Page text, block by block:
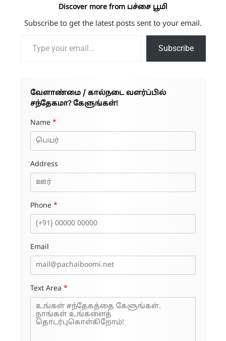
Discover more from பச்சை பூமி
Subscribe to get the latest posts sent to your email.
Subscribe
வேளாண்மை / கால்நடை வளர்ப்பில்
சந்தேகமா? கேளுங்கள்!
Name *
Address
Phone *
Email
Text Area *